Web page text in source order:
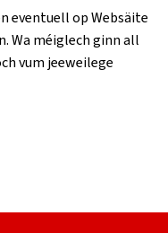
eventuell op Websäite
Wa méiglech ginn all
vum jeeweilege